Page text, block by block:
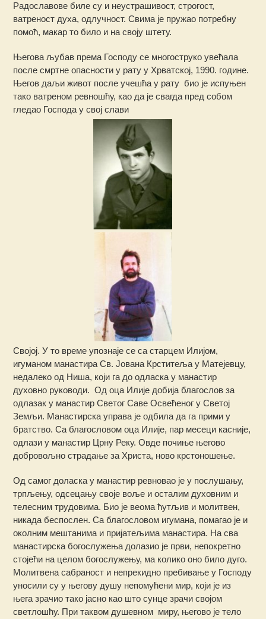
Радославове биле су и неустрашивост, строгост,
ватреност духа, одлучност. Свима је пружао потребну
помоћ, макар то било и на своју штету.
Његова љубав према Господу се многоструко увећала
после смртне опасности у рату у Хрватској, 1990. године.
Његов даљи живот после учешћа у рату био је испуњен
тако ватреном ревношћу, као да је свагда пред собом
гледао Господа у свој слави
Својој. У то време упознаје се са старцем Илијом,
игуманом манастира Св. Јована Крститеља у Матејевцу,
недалеко од Ниша, који га до одласка у манастир
духовно руководи. Од оца Илије добија благослов за
одлазак у манастир Светог Саве Освећеног у Светој
Земљи. Манастирска управа је одбила да га прими у
братство. Са благословом оца Илије, пар месеци касније,
одлази у манастир Црну Реку. Овде почиње његово
добровољно страдање за Христа, ново крстоношење.
Од самог доласка у манастир ревновао је у послушању,
трпљењу, одсецању своје воље и осталим духовним и
телесним трудовима. Био је веома ћутљив и молитвен,
никада беспослен. Са благословом игумана, помагао је и
околним мештанима и пријатељима манастира. На сва
манастирска богослужења долазио је први, непокретно
стојећи на целом богослужењу, ма колико оно било дуго.
Молитвена сабраност и непрекидно пребивање у Господу
уносили су у његову душу непомућени мир, који је из
њега зрачио тако јасно као што сунце зрачи својом
светлошћу. При таквом душевном миру, његово је тело